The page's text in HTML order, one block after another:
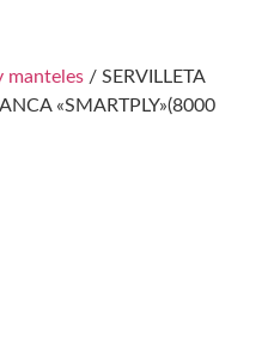
manteles / SERVILLETA
«SMARTPLY»(8000